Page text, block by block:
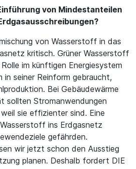
von Mindestanteilen
von Wasserstoff in das
kritisch. Grüner Wasserstoff
im künftigen Energiesystem
in seiner Reinform gebraucht,
Bei Gebäudewärme
sollten Stromanwendungen
sie effizienter sind. Eine
ins Erdgasnetz
gefährden.
wir jetzt schon den Ausstieg
planen. Deshalb fordert DIE